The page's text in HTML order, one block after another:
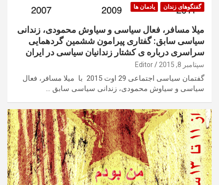
گفتگوهای زندان
یادمان ها
میلا مسافر، فعال سیاسی و سیاوش محمودی، زندانی
سیاسی سابق: گفتاری پیرامون ششمین گردهمایی
سراسری درباره ی کشتار زندانیان سیاسی در ایران
سپتامبر 8, 2015 Editor
گفتمان سیاسی اجتماعی 29 اوت 2015 با میلا مسافر، فعال
سیاسی و سیاوش محمودی، زندانی سیاسی سابق …